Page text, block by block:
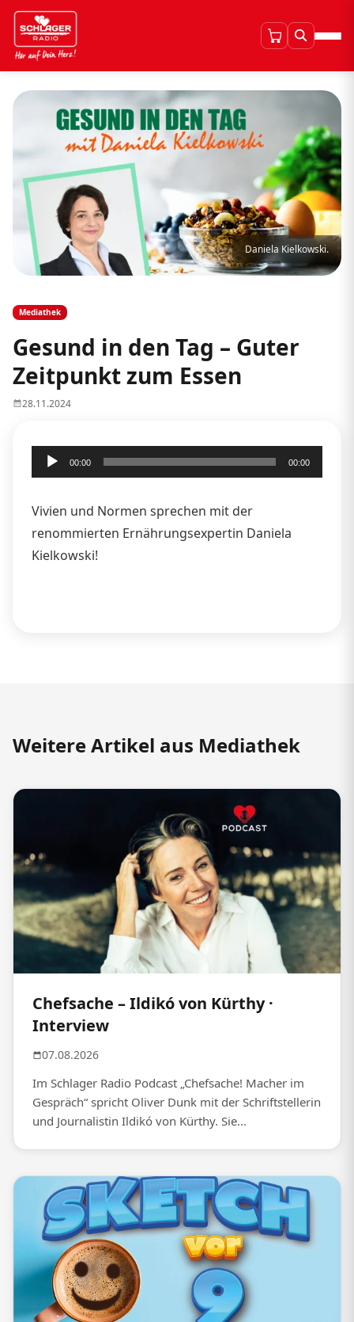
Daniela Kielkowski.
Mediathek
Gesund in den Tag – Guter
Zeitpunkt zum Essen
28.11.2024
Audio-
Player
00:00 00:00
Vivien und Normen sprechen mit der
renommierten Ernährungsexpertin Daniela
Kielkowski!
Weitere Artikel aus Mediathek
Chefsache – Ildikó von Kürthy ·
Interview
07.08.2026
Im Schlager Radio Podcast „Chefsache! Macher im
Gespräch“ spricht Oliver Dunk mit der Schriftstellerin
und Journalistin Ildikó von Kürthy. Sie...